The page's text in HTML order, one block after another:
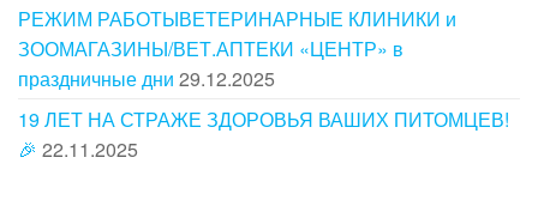
РЕЖИМ РАБОТЫВЕТЕРИНАРНЫЕ КЛИНИКИ и
ЗООМАГАЗИНЫ/ВЕТ.АПТЕКИ «ЦЕНТР» в
праздничные дни 29.12.2025
19 ЛЕТ НА СТРАЖЕ ЗДОРОВЬЯ ВАШИХ ПИТОМЦЕВ!
🎉 22.11.2025